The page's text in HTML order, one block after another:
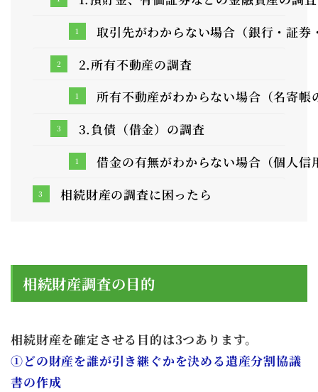
取引先がわからない場合（銀行・証券
2.所有不動産の調査
所有不動産がわからない場合（名寄帳
3.負債（借金）の調査
借金の有無がわからない場合（個人信
相続財産の調査に困ったら
相続財産調査の目的
相続財産を確定させる目的は3つあります。
①どの財産を誰が引き継ぐかを決める遺産分割協議
書の作成